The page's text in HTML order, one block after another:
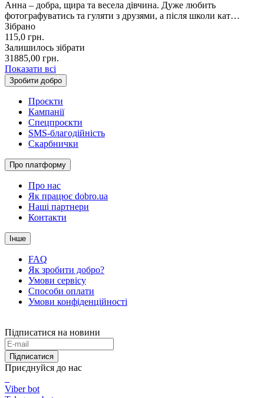
Анна – добра, щира та весела дівчина. Дуже любить
фотографуватись та гуляти з друзями, а після школи кат…
Зібрано
115,0 грн.
Залишилось зібрати
31885,00 грн.
Показати всі
Зробити добро
Проєкти
Кампанії
Спецпроєкти
SMS-благодійність
Скарбнички
Про платформу
Про нас
Як працює dobro.ua
Наші партнери
Контакти
Інше
FAQ
Як зробити добро?
Умови сервісу
Способи оплати
Умови конфіденційності
Підписатися на новини
Підписатися
Приєднуйся до нас
Viber bot